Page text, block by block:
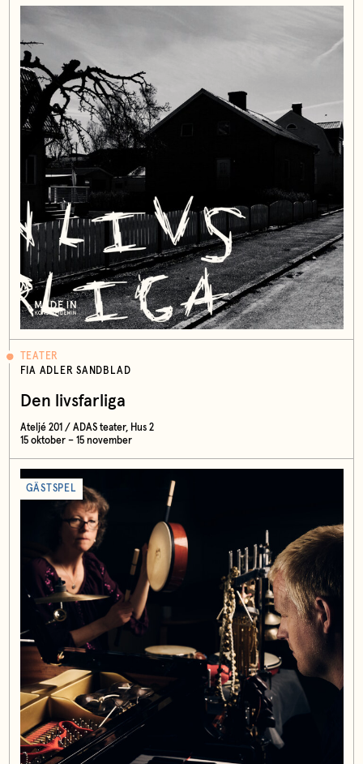
TEATER
FIA ADLER SANDBLAD
Den livsfarliga
Ateljé 201 / ADAS teater, Hus 2
15 oktober – 15 november
GÄSTSPEL